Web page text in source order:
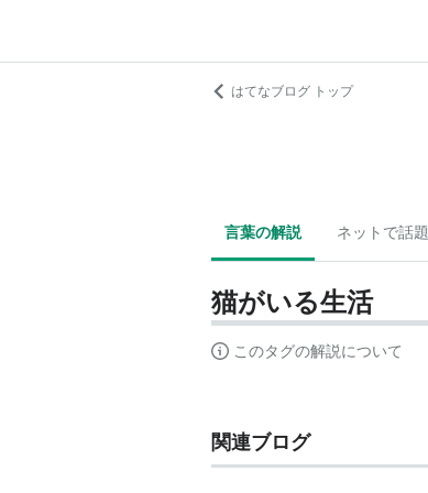
はてなブログ トップ
言葉の解説 ネットで話題
猫がいる生活
このタグの解説について
関連ブログ